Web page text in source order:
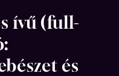
ívű (full-
és